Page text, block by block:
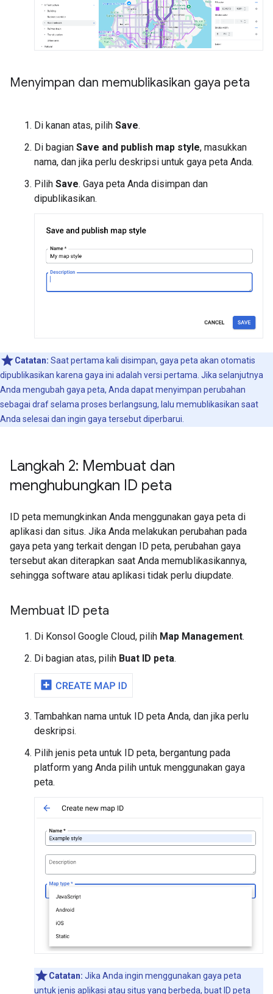
Menyimpan dan memublikasikan gaya peta
Di kanan atas, pilih Save.
Di bagian Save and publish map style, masukkan
nama, dan jika perlu deskripsi untuk gaya peta Anda.
Pilih Save. Gaya peta Anda disimpan dan
dipublikasikan.
Catatan: Saat pertama kali disimpan, gaya peta akan otomatis
dipublikasikan karena gaya ini adalah versi pertama. Jika selanjutnya
Anda mengubah gaya peta, Anda dapat menyimpan perubahan
sebagai draf selama proses berlangsung, lalu memublikasikan saat
Anda selesai dan ingin gaya tersebut diperbarui.
Langkah 2: Membuat dan
menghubungkan ID peta
ID peta memungkinkan Anda menggunakan gaya peta di
aplikasi dan situs. Jika Anda melakukan perubahan pada
gaya peta yang terkait dengan ID peta, perubahan gaya
tersebut akan diterapkan saat Anda memublikasikannya,
sehingga software atau aplikasi tidak perlu diupdate.
Membuat ID peta
Di Konsol Google Cloud, pilih Map Management.
Di bagian atas, pilih Buat ID peta.
Tambahkan nama untuk ID peta Anda, dan jika perlu
deskripsi.
Pilih jenis peta untuk ID peta, bergantung pada
platform yang Anda pilih untuk menggunakan gaya
peta.
Catatan: Jika Anda ingin menggunakan gaya peta
untuk jenis aplikasi atau situs yang berbeda, buat ID peta